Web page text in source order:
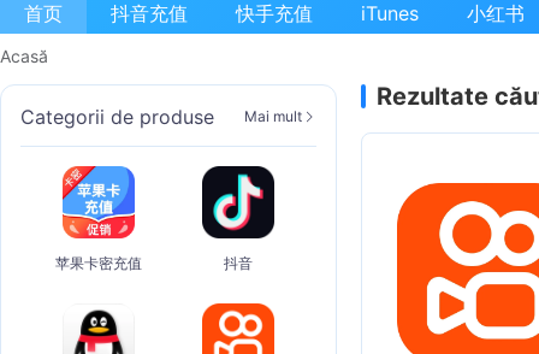
首页 抖音充值 快手充值 iTunes 小红书
Acasă
Categorii de produse Mai mult
苹果卡密充值 抖音
Rezultate